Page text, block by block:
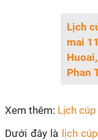
Lịch
mai
Phan
Xem thêm: Lịch
Dưới đây là lịch